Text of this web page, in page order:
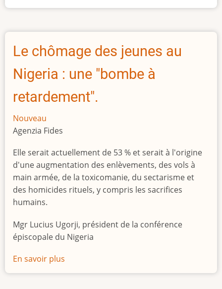
La
taille
l'Afrique
Le chômage des jeunes au
Nigeria : une "bombe à
retardement".
Nouveau
Agenzia Fides
Elle serait actuellement de 53 % et serait à l'origine
d'une augmentation des enlèvements, des vols à
main armée, de la toxicomanie, du sectarisme et
des homicides rituels, y compris les sacrifices
humains.
Mgr Lucius Ugorji, président de la conférence
épiscopale du Nigeria
En savoir plus
Le